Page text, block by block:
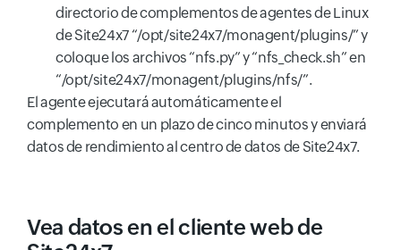
directorio de complementos de agentes de Linux
de Site24x7 “/opt/site24x7/monagent/plugins/” y
coloque los archivos “nfs.py” y “nfs_check.sh” en
“/opt/site24x7/monagent/plugins/nfs/”.
El agente ejecutará automáticamente el
complemento en un plazo de cinco minutos y enviará
datos de rendimiento al centro de datos de Site24x7.
Vea datos en el cliente web de